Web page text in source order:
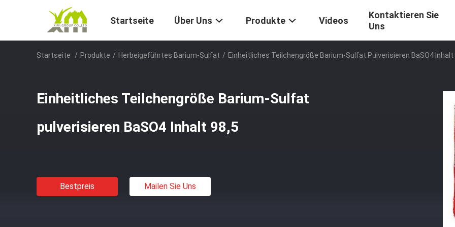
Startseite Über Uns Produkte Videos
Kontaktieren Sie
Uns
Startseite / Produkte / Herbeigeführtes Barium-Sulfat / Einheitliches Teilchengröße Barium-Sulfat Pulverisieren BaSO4 Inhalt
Einheitliches Teilchengröße Barium-Sulfat
pulverisieren BaSO4 Inhalt 98,5
Bestpreis Mailen Sie Uns